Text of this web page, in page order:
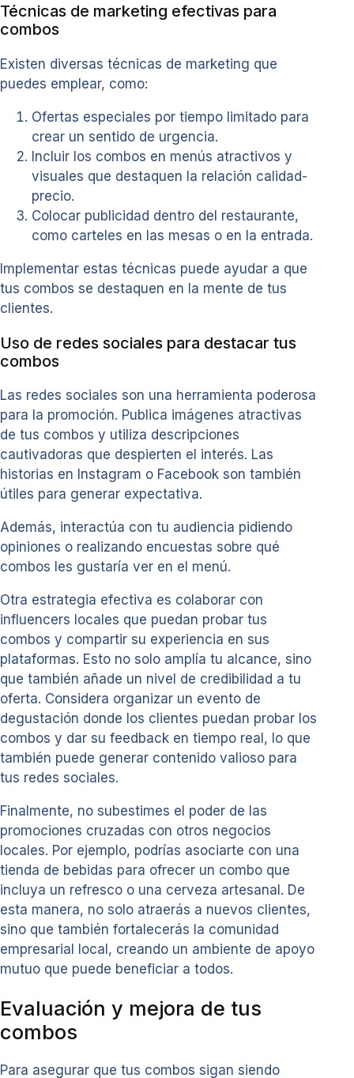
Técnicas de marketing efectivas para
combos
Existen diversas técnicas de marketing que
puedes emplear, como:
Ofertas especiales por tiempo limitado para
crear un sentido de urgencia.
Incluir los combos en menús atractivos y
visuales que destaquen la relación calidad-
precio.
Colocar publicidad dentro del restaurante,
como carteles en las mesas o en la entrada.
Implementar estas técnicas puede ayudar a que
tus combos se destaquen en la mente de tus
clientes.
Uso de redes sociales para destacar tus
combos
Las redes sociales son una herramienta poderosa
para la promoción. Publica imágenes atractivas
de tus combos y utiliza descripciones
cautivadoras que despierten el interés. Las
historias en Instagram o Facebook son también
útiles para generar expectativa.
Además, interactúa con tu audiencia pidiendo
opiniones o realizando encuestas sobre qué
combos les gustaría ver en el menú.
Otra estrategia efectiva es colaborar con
influencers locales que puedan probar tus
combos y compartir su experiencia en sus
plataformas. Esto no solo amplía tu alcance, sino
que también añade un nivel de credibilidad a tu
oferta. Considera organizar un evento de
degustación donde los clientes puedan probar los
combos y dar su feedback en tiempo real, lo que
también puede generar contenido valioso para
tus redes sociales.
Finalmente, no subestimes el poder de las
promociones cruzadas con otros negocios
locales. Por ejemplo, podrías asociarte con una
tienda de bebidas para ofrecer un combo que
incluya un refresco o una cerveza artesanal. De
esta manera, no solo atraerás a nuevos clientes,
sino que también fortalecerás la comunidad
empresarial local, creando un ambiente de apoyo
mutuo que puede beneficiar a todos.
Evaluación y mejora de tus
combos
Para asegurar que tus combos sigan siendo